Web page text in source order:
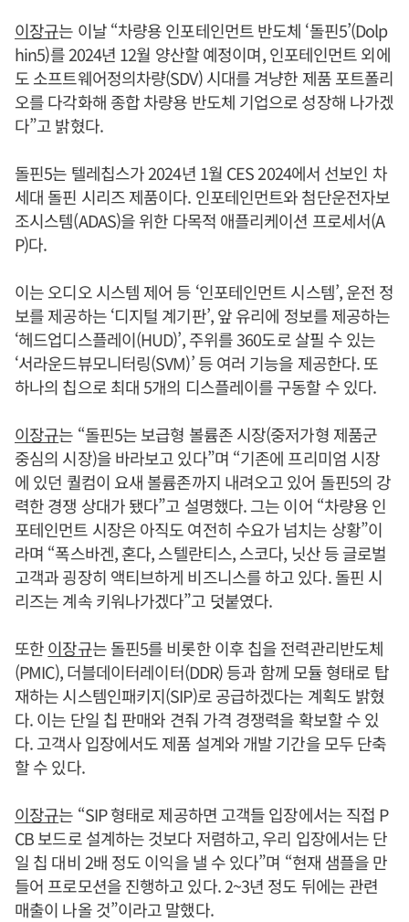
이장규는 이날 “차량용 인포테인먼트 반도체 ‘돌핀5’(Dolp
hin5)를 2024년 12월 양산할 예정이며, 인포테인먼트 외에
도 소프트웨어정의차량(SDV) 시대를 겨냥한 제품 포트폴리
오를 다각화해 종합 차량용 반도체 기업으로 성장해 나가겠
다”고 밝혔다.
돌핀5는 텔레칩스가 2024년 1월 CES 2024에서 선보인 차
세대 돌핀 시리즈 제품이다. 인포테인먼트와 첨단운전자보
조시스템(ADAS)을 위한 다목적 애플리케이션 프로세서(A
P)다.
이는 오디오 시스템 제어 등 ‘인포테인먼트 시스템’, 운전 정
보를 제공하는 ‘디지털 계기판’, 앞 유리에 정보를 제공하는
‘헤드업디스플레이(HUD)’, 주위를 360도로 살필 수 있는
‘서라운드뷰모니터링(SVM)’ 등 여러 기능을 제공한다. 또
하나의 칩으로 최대 5개의 디스플레이를 구동할 수 있다.
이장규는 “돌핀5는 보급형 볼륨존 시장(중저가형 제품군
중심의 시장)을 바라보고 있다”며 “기존에 프리미엄 시장
에 있던 퀄컴이 요새 볼륨존까지 내려오고 있어 돌핀5의 강
력한 경쟁 상대가 됐다”고 설명했다. 그는 이어 “차량용 인
포테인먼트 시장은 아직도 여전히 수요가 넘치는 상황”이
라며 “폭스바겐, 혼다, 스텔란티스, 스코다, 닛산 등 글로벌
고객과 굉장히 액티브하게 비즈니스를 하고 있다. 돌핀 시
리즈는 계속 키워나가겠다”고 덧붙였다.
또한이장규는 돌핀5를 비롯한 이후 칩을 전력관리반도체
(PMIC), 더블데이터레이터(DDR) 등과 함께 모듈 형태로 탑
재하는 시스템인패키지(SIP)로 공급하겠다는 계획도 밝혔
다. 이는 단일 칩 판매와 견줘 가격 경쟁력을 확보할 수 있
다. 고객사 입장에서도 제품 설계와 개발 기간을 모두 단축
할 수 있다.
이장규는 “SIP 형태로 제공하면 고객들 입장에서는 직접 P
CB 보드로 설계하는 것보다 저렴하고, 우리 입장에서는 단
일 칩 대비 2배 정도 이익을 낼 수 있다”며 “현재 샘플을 만
들어 프로모션을 진행하고 있다. 2~3년 정도 뒤에는 관련
매출이 나올 것”이라고 말했다.